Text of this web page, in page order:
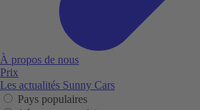
À propos de nous
Prix
Les actualités Sunny Cars
Pays populaires